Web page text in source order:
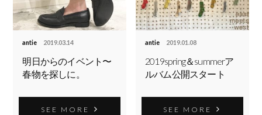
antie 2019.03.14
明日からのイベント〜
春物を探しに。
SEE MORE
antie 2019.01.08
2019spring＆summerア
ルバム公開スタート
SEE MORE